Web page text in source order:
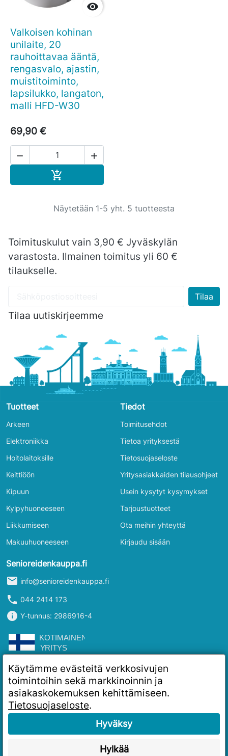

Valkoisen kohinan
unilaite, 20
rauhoittavaa ääntä,
rengasvalo, ajastin,
muistitoiminto,
lapsilukko, langaton,
malli HFD-W30
69,90 €
 

Näytetään 1-5 yht. 5 tuotteesta
Toimituskulut vain 3,90 € Jyväskylän
varastosta. Ilmainen toimitus yli 60 €
tilaukselle.
Tilaa uutiskirjeemme
Tuotteet
Arkeen
Elektroniikka
Hoitolaitoksille
Keittiöön
Kipuun
Kylpyhuoneeseen
Liikkumiseen
Makuuhuoneeseen
Tiedot
Toimitusehdot
Tietoa yrityksestä
Tietosuojaseloste
Yritysasiakkaiden tilausohjeet
Usein kysytyt kysymykset
Tarjoustuotteet
Ota meihin yhteyttä
Kirjaudu sisään
Senioreidenkauppa.fi
mail info@senioreidenkauppa.fi
phone 044 2414 173
info Y-tunnus: 2986916-4
Käytämme evästeitä verkkosivujen
toimintoihin sekä markkinoinnin ja
asiakaskokemuksen kehittämiseen.
Tietosuojaseloste.
Hyväksy
Hylkää